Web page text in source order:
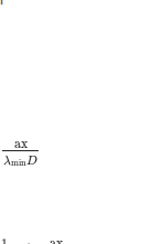
ax
λminD